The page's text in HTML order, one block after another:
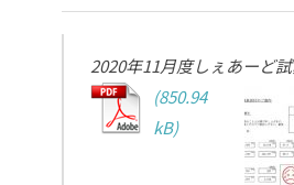
2020年11月度しぇあーど